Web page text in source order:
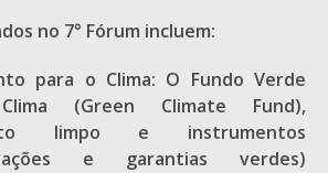
no 7° Fórum incluem:
para o Clima: O Fundo Verde
(Green Climate Fund),
limpo e instrumentos
e garantias verdes)